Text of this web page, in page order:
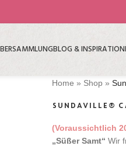
SAMMLUNGBLOG &
Home » Shop»
SUNDAVILLE®
(Voraussichtlich
„Süßer Samt“ Wir